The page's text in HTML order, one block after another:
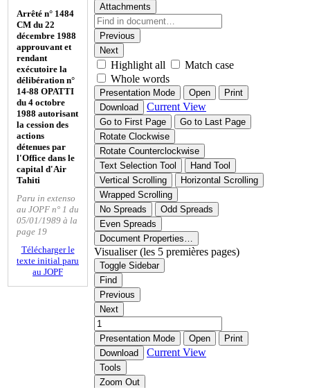
Arrêté n° 1484
CM du 22
décembre 1988
approuvant et
rendant
exécutoire la
délibération n°
14-88 OPATTI
du 4 octobre
1988 autorisant
la cession des
actions
détenues par
l'Office dans le
capital d'Air
Tahiti
Paru in extenso
au JOPF n° 1 du
05/01/1989 à la
page 19
Télécharger le
texte initial paru
au JOPF
Attachments
Previous
Next
Highlight all
Match case
Whole words
Presentation Mode Open
Print
Download
Current View
Go to First Page
Go to Last Page
Rotate Clockwise
Rotate Counterclockwise
Text Selection Tool
Hand Tool
Vertical Scrolling
Horizontal Scrolling
Wrapped Scrolling
No Spreads
Odd Spreads
Even Spreads
Document Properties…
Visualiser (les 5 premières pages)
Toggle Sidebar
Find
Previous
Next
Presentation Mode Open
Print
Download
Current View
Tools
Zoom Out